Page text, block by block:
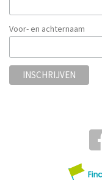
Voor- en achternaam